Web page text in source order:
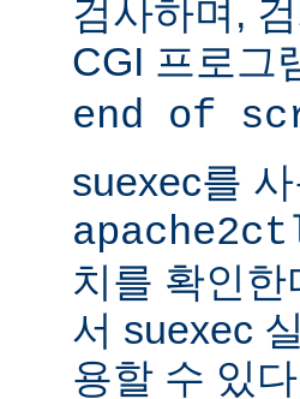
검사하며,
CGI 프로그
end of
suexec를
치를 확인
서 suexec
용할 수 있